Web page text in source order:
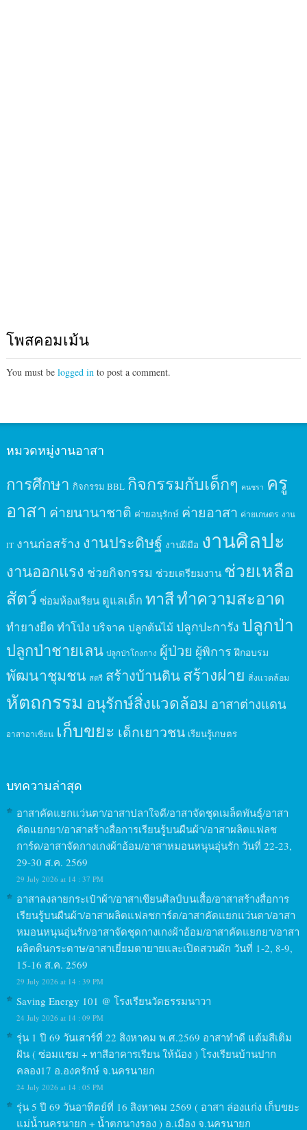
โพสคอมเม้น
You must be logged into post a comment.
หมวดหมู่งานอาสา
การศึกษา กิจกรรม BBL กิจกรรมกับเด็กๆ คนชรา ครู
อาสา ค่ายนานาชาติ ค่ายอนุรักษ์ ค่ายอาสา ค่ายเกษตร งาน
IT งานก่อสร้าง งานประดิษฐ์ งานฝีมือ งานศิลปะ
งานออกแรง ช่วยกิจกรรม ช่วยเตรียมงาน ช่วยเหลือ
สัตว์ ซ่อมห้องเรียน ดูแลเด็ก ทาสีทำความสะอาด
ทำยางยืด ทำโป่ง บริจาค ปลูกต้นไม้ ปลูกปะการัง ปลูกป่า
ปลูกป่าชายเลน ปลูกป่าโกงกาง ผู้ป่วย ผู้พิการ ฝึกอบรม
พัฒนาชุมชน สตรี สร้างบ้านดินสร้างฝาย สิ่งแวดล้อม
หัตถกรรม อนุรักษ์สิ่งแวดล้อม อาสาต่างแดน
อาสาอาเซียน เก็บขยะ เด็กเยาวชน เรียนรู้เกษตร
บทความล่าสุด
อาสาคัดแยกแว่นตา/อาสาปลาใจดี/อาสาจัดชุดเมล็ดพันธุ์/อาสา
คัดแยกยา/อาสาสร้างสื่อการเรียนรู้บนผืนผ้า/อาสาผลิตแฟลช
การ์ด/อาสาจัดกางเกงผ้าอ้อม/อาสาหมอนหนุนอุ่นรัก วันที่ 22-23,
29-30 ส.ค. 2569
29 July 2026 at 14 : 37 PM
อาสาลงลายกระเป๋าผ้า/อาสาเขียนศิลป์บนเสื้อ/อาสาสร้างสื่อการ
เรียนรู้บนผืนผ้า/อาสาผลิตแฟลชการ์ด/อาสาคัดแยกแว่นตา/อาสา
หมอนหนุนอุ่นรัก/อาสาจัดชุดกางเกงผ้าอ้อม/อาสาคัดแยกยา/อาสา
ผลิตดินกระดาษ/อาสาเยี่ยมตายายและเปิดสวนผัก วันที่ 1-2, 8-9,
15-16 ส.ค. 2569
29 July 2026 at 14 : 39 PM
Saving Energy 101 @ โรงเรียนวัดธรรมนาวา
24 July 2026 at 14 : 09 PM
รุ่น 1 ปี 69 วันเสาร์ที่ 22 สิงหาคม พ.ศ.2569 อาสาทำดี แต้มสีเติม
ฝัน ( ซ่อมแซม + ทาสีอาคารเรียน ให้น้อง ) โรงเรียนบ้านปาก
คลอง17 อ.องครักษ์ จ.นครนายก
24 July 2026 at 14 : 05 PM
รุ่น 5 ปี 69 วันอาทิตย์ที่ 16 สิงหาคม 2569 ( อาสา ล่องแก่ง เก็บขยะ
แม่น้ำนครนายก + น้ำตกนางรอง ) อ.เมือง จ.นครนายก